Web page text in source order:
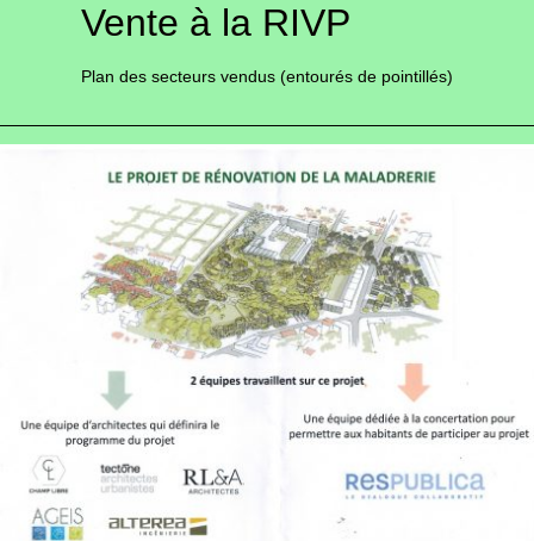
Vente à la RIVP
Plan des secteurs vendus (entourés de pointillés)